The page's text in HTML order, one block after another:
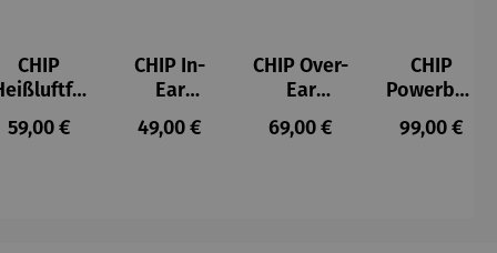
CHIP
tteuse
Regulärer Preis:
59,00 €
CHIP In-
Ear
Kopfhörer
Schwarz
Regulärer Preis:
49,00 €
CHIP Over-
Ear
Kopfhörer
Regulärer Preis:
69,00 €
CHIP
Powerban
k
Regulärer
99,00 €